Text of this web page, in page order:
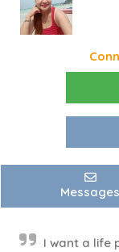
Messages
I want a life